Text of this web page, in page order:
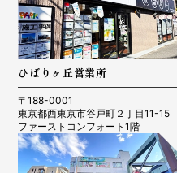
ひばりヶ丘営業所
〒188-0001
東京都西東京市谷戸町２丁目11-15
ファーストコンフォート1階